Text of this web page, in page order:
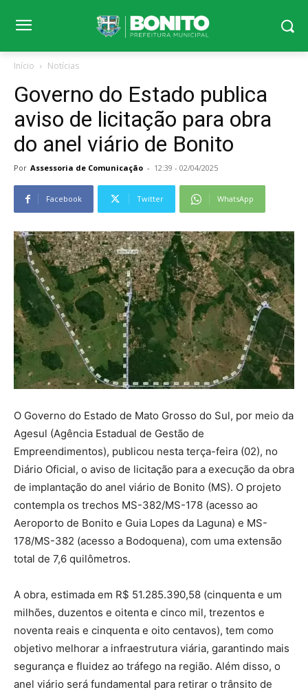
Início Notícias
Governo do Estado publica
aviso de licitação para obra
do anel viário de Bonito
Por Assessoria de Comunicação - 12:39 - 02/04/2025
Facebook Twitter WhatsApp
O Governo do Estado de Mato Grosso do Sul, por meio da
Agesul (Agência Estadual de Gestão de
Empreendimentos), publicou nesta terça-feira (02), no
Diário Oficial, o aviso de licitação para a execução da obra
de implantação do anel viário de Bonito (MS). O projeto
contempla os trechos MS-382/MS-178 (acesso ao
Aeroporto de Bonito e Guia Lopes da Laguna) e MS-
178/MS-382 (acesso a Bodoquena), com uma extensão
total de 7,6 quilômetros.
A obra, estimada em R$ 51.285.390,58 (cinquenta e um
milhões, duzentos e oitenta e cinco mil, trezentos e
noventa reais e cinquenta e oito centavos), tem como
objetivo melhorar a infraestrutura viária, garantindo mais
segurança e fluidez ao tráfego na região. Além disso, o
anel viário será fundamental para retirar o trânsito de